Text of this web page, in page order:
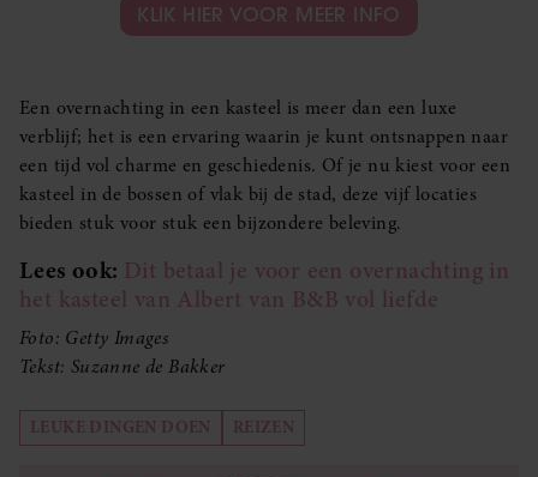
KLIK HIER VOOR MEER INFO
Een overnachting in een kasteel is meer dan een luxe
verblijf; het is een ervaring waarin je kunt ontsnappen naar
een tijd vol charme en geschiedenis. Of je nu kiest voor een
kasteel in de bossen of vlak bij de stad, deze vijf locaties
bieden stuk voor stuk een bijzondere beleving.
Lees ook: Dit betaal je voor een overnachting in
het kasteel van Albert van B&B vol liefde
Foto: Getty Images
Tekst: Suzanne de Bakker
LEUKE DINGEN DOEN REIZEN